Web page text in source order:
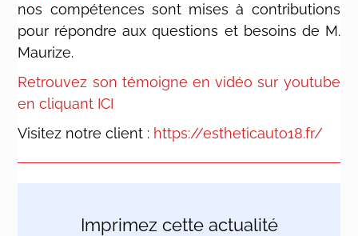
nos compétences sont mises à contributions
pour répondre aux questions et besoins de M.
Maurize.
Retrouvez son témoigne en vidéo sur youtube
en cliquant ICI
Visitez notre client : https://estheticauto18.fr/
Imprimez cette actualité